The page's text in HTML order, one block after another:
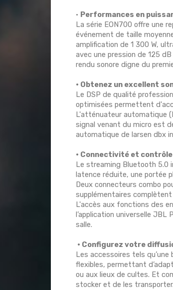
• Performances en
La série EON700 offre une
événement de taille
amplification de 1 300 W,
avec une pression de 125
rendu sonore digne du
• Obtenez un excellent
Le DSP de qualité
optimisées permettent
L'atténuateur automatique
signal venant du micro est
automatique de larsen dbx
• Connectivité et contrôle
Le streaming Bluetooth 5.0
latence réduite, une portée
Deux connecteurs combo
supplémentaires
L'accès aux fonctions des
l’application universelle
salle.
• Configurez votre
Les accessoires tels
flexibles, permettant
ou aux lieux de cultes. Et
stocker et de les transporter.